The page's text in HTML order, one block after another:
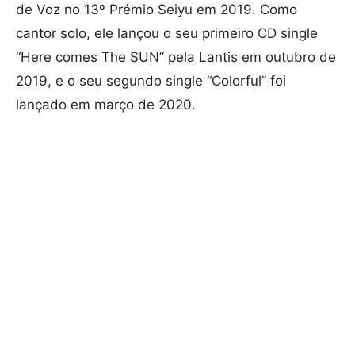
de Voz no 13º Prémio Seiyu em 2019. Como
cantor solo, ele lançou o seu primeiro CD single
“Here comes The SUN” pela Lantis em outubro de
2019, e o seu segundo single “Colorful” foi
lançado em março de 2020.